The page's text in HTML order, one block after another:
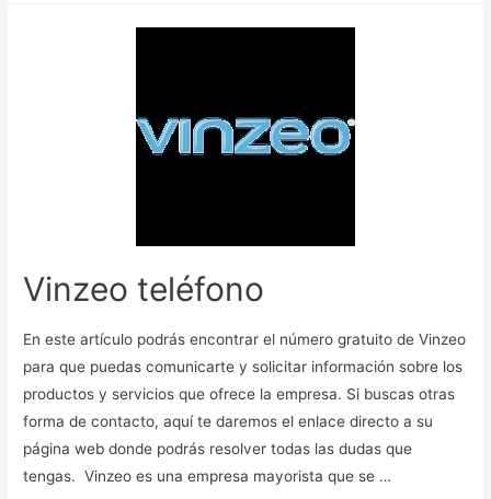
Vinzeo teléfono
En este artículo podrás encontrar el número gratuito de Vinzeo
para que puedas comunicarte y solicitar información sobre los
productos y servicios que ofrece la empresa. Si buscas otras
forma de contacto, aquí te daremos el enlace directo a su
página web donde podrás resolver todas las dudas que
tengas. Vinzeo es una empresa mayorista que se …